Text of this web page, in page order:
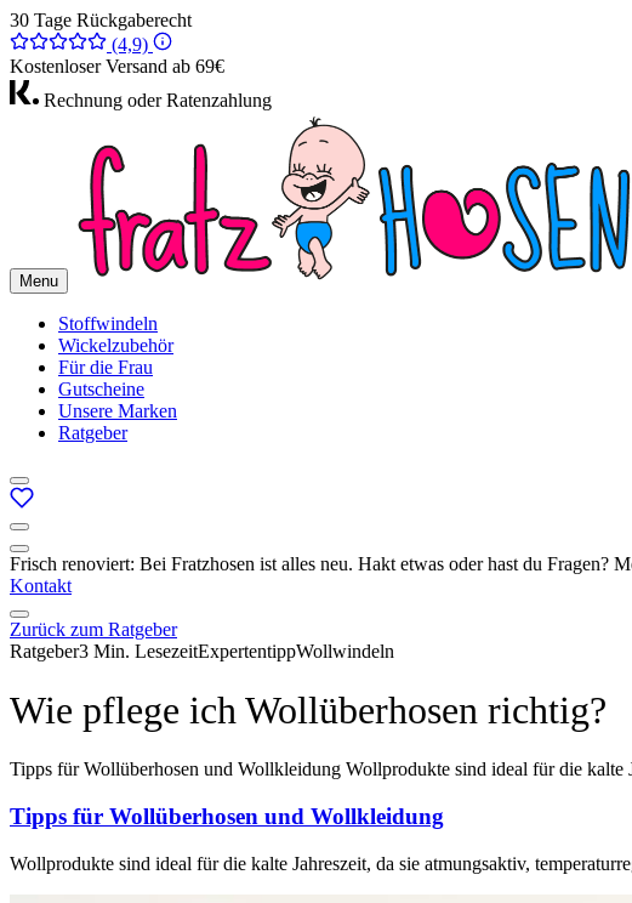
30 Tage Rückgaberecht
(4,9)
Kostenloser Versand ab 69€
Rechnung oder Ratenzahlung
Menu
Stoffwindeln
Wickelzubehör
Für die Frau
Gutscheine
Unsere Marken
Ratgeber
Frisch renoviert: Bei Fratzhosen ist alles neu. Hakt etwas oder hast du Fragen?
Kontakt
Zurück zum Ratgeber
Ratgeber3 Min. LesezeitExpertentippWollwindeln
Wie pflege ich Wollüberhosen richtig?
Tipps für Wollüberhosen und Wollkleidung Wollprodukte sind ideal für die
Tipps für Wollüberhosen und Wollkleidung
Wollprodukte sind ideal für die kalte Jahreszeit, da sie atmungsaktiv,